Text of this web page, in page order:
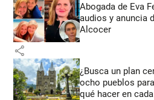
Abogada de Eva
audios y anuncia
Alcocer
share
¿Busca un plan
ocho pueblos
qué hacer en